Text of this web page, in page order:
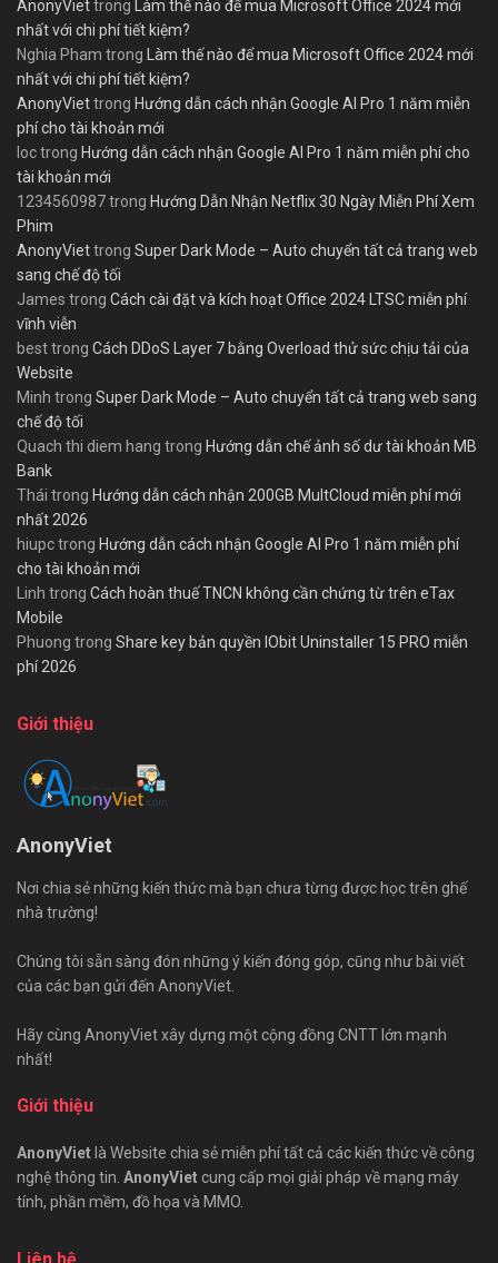
AnonyViettrong
Làm thế nào để mua Microsoft Office 2024 mới
nhất với chi phí tiết kiệm?
Nghia Pham trong
Làm thế nào để mua Microsoft Office 2024 mới
nhất với chi phí tiết kiệm?
AnonyViettrong Hướng dẫn cách nhận Google AI Pro 1 năm miễn
phí cho tài khoản mới
loctrong Hướng dẫn cách nhận Google AI Pro 1 năm miễn phí cho
tài khoản mới
1234560987trong Hướng Dẫn Nhận Netflix 30 Ngày Miễn Phí Xem
Phim
AnonyViettrong Super Dark Mode – Auto chuyển tất cả trang web
sang chế độ tối
James trong Cách cài đặt và kích hoạt Office 2024 LTSC miễn phí
vĩnh viễn
besttrong Cách DDoS Layer 7 bằng Overload thử sức chịu tải của
Website
Minh trong Super Dark Mode – Auto chuyển tất cả trang web sang
chế độ tối
Quach thi diem hang trong Hướng dẫn chế ảnh số dư tài khoản MB
Bank
Thái trong Hướng dẫn cách nhận 200GB MultCloud miễn phí mới
nhất 2026
hiupctrong Hướng dẫn cách nhận Google AI Pro 1 năm miễn phí
cho tài khoản mới
Linh trong Cách hoàn thuế TNCN không cần chứng từ trên eTax
Mobile
Phuong trong Share key bản quyền IObit Uninstaller 15 PRO miễn
phí 2026
Giới thiệu
AnonyViet
Nơi chia sẻ những kiến thức mà bạn chưa từng được học trên ghế
nhà trường!
Chúng tôi sẵn sàng đón những ý kiến đóng góp, cũng như bài viết
của các bạn gửi đến AnonyViet.
Hãy cùng AnonyViet xây dựng một cộng đồng CNTT lớn mạnh
nhất!
Giới thiệu
AnonyViet là Website chia sẻ miễn phí tất cả các kiến thức về công
nghệ thông tin. AnonyViet cung cấp mọi giải pháp về mạng máy
tính, phần mềm, đồ họa và MMO.
Liên hệ